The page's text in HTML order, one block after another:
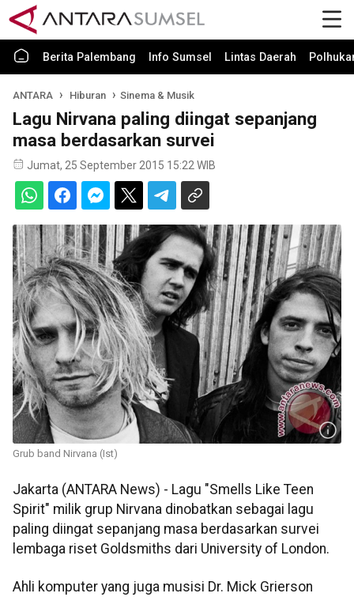
Berita Palembang Info Sumsel Lintas Daerah
ANTARA Hiburan Sinema & Musik
Lagu Nirvana paling diingat sepanjang
masa berdasarkan survei
Jumat, 25 September 2015 15:22 WIB
Grub band Nirvana (Ist)
Jakarta (ANTARA News) - Lagu "Smells Like Teen
Spirit" milik grup Nirvana dinobatkan sebagai lagu
paling diingat sepanjang masa berdasarkan survei
lembaga riset Goldsmiths dari University of London.
Ahli komputer yang juga musisi Dr. Mick Grierson